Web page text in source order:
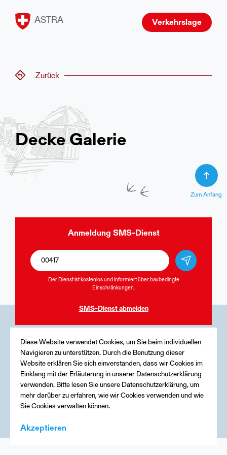
ASTRA Verkehrslage
Zurück
Decke Galerie
Zum Anfang
Anmeldung SMS-Dienst
Der Dienst ist kostenlos und informiert über baubedingte
Einschränkungen.
SMS-Dienst abmelden
Medien
Kontakt
Impressum
Diese Website verwendet Cookies, um Sie beim individuellen
Navigieren zu unterstützen. Durch die Benutzung dieser
Website erklären Sie sich einverstanden, dass wir Cookies im
Einklang mit der Erläuterung in unserer Datenschutzerklärung
verwenden. Bitte lesen Sie unsere Datenschutzerklärung, um
mehr darüber zu erfahren, wie wir Cookies verwenden und wie
Sie Cookies verwalten können.
Akzeptieren